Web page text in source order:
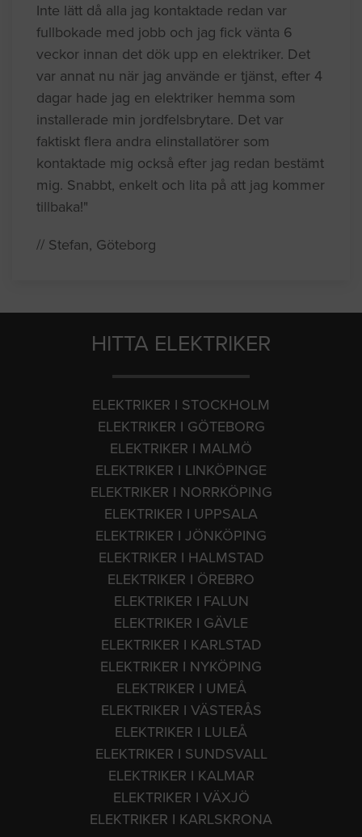
Inte lätt då alla jag kontaktade redan var
fullbokade med jobb och jag fick vänta 6
veckor innan det dök upp en elektriker. Det
var annat nu när jag använde er tjänst, efter 4
dagar hade jag en elektriker hemma som
installerade min jordfelsbrytare. Det var
faktiskt flera andra elinstallatörer som
kontaktade mig också efter jag redan bestämt
mig. Snabbt, enkelt och lita på att jag kommer
tillbaka!"
// Stefan, Göteborg
HITTA ELEKTRIKER
ELEKTRIKER I STOCKHOLM
ELEKTRIKER I GÖTEBORG
ELEKTRIKER I MALMÖ
ELEKTRIKER I LINKÖPINGE
ELEKTRIKER I NORRKÖPING
ELEKTRIKER I UPPSALA
ELEKTRIKER I JÖNKÖPING
ELEKTRIKER I HALMSTAD
ELEKTRIKER I ÖREBRO
ELEKTRIKER I FALUN
ELEKTRIKER I GÄVLE
ELEKTRIKER I KARLSTAD
ELEKTRIKER I NYKÖPING
ELEKTRIKER I UMEÅ
ELEKTRIKER I VÄSTERÅS
ELEKTRIKER I LULEÅ
ELEKTRIKER I SUNDSVALL
ELEKTRIKER I KALMAR
ELEKTRIKER I VÄXJÖ
ELEKTRIKER I KARLSKRONA